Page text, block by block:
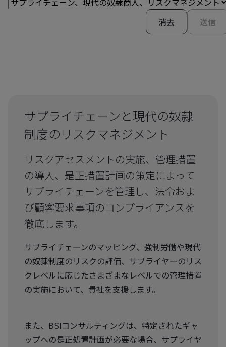
消去 送信
サプライチェーンと現代の奴隷
制度のリスクマネジメント
リスクアセスメントの実施、管理措置
の導入、是正措置計画の策定によって
サプライチェーンを管理し、法令およ
び顧客要求事項のコンプライアンスを
徹底します。
サプライチェーンのマッピング、強制労働や現代
の奴隷制度のリスクの評価、サプライヤーのリス
クレベルに応じたさまざまなレベルでの管理措置
の実施において、貴社を支援します。
また、BSIコンサルティングは、特定されたギャ
ップへの是正処置計画が必要な場合、サプライヤ